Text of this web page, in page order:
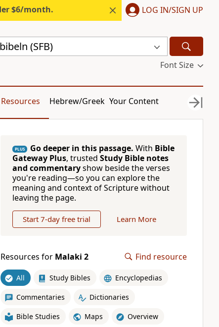
$6/month. LOG IN/SIGN UP
(SFB)
Font Size
Resources Hebrew/Greek Your Content
PLUS Go deeper in this passage. With Bible
Gateway Plus, trusted Study Bible notes
and commentaryshow beside the verses
you're reading—so you can explore the
meaning and context of Scripture without
leaving the page.
Start 7-day free trial Learn More
Resources for Malaki 2 Find resource
All Study Bibles Encyclopedias
Commentaries Dictionaries
Bible Studies Maps Overview